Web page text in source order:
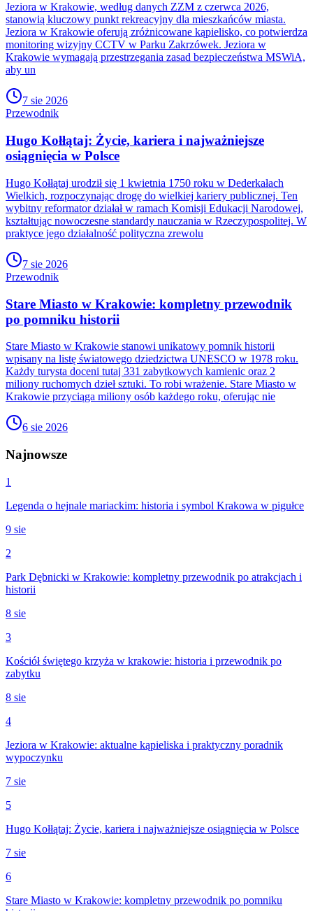
Jeziora w Krakowie, według danych ZZM z czerwca 2026,
stanowią kluczowy punkt rekreacyjny dla mieszkańców miasta.
Jeziora w Krakowie oferują zróżnicowane kąpielisko, co potwierdza
monitoring wizyjny CCTV w Parku Zakrzówek. Jeziora w
Krakowie wymagają przestrzegania zasad bezpieczeństwa MSWiA,
aby un
7 sie 2026
Przewodnik
Hugo Kołłątaj: Życie, kariera i najważniejsze
osiągnięcia w Polsce
Hugo Kołłątaj urodził się 1 kwietnia 1750 roku w Dederkałach
Wielkich, rozpoczynając drogę do wielkiej kariery publicznej. Ten
wybitny reformator działał w ramach Komisji Edukacji Narodowej,
kształtując nowoczesne standardy nauczania w Rzeczypospolitej. W
praktyce jego działalność polityczna zrewolu
7 sie 2026
Przewodnik
Stare Miasto w Krakowie: kompletny przewodnik
po pomniku historii
Stare Miasto w Krakowie stanowi unikatowy pomnik historii
wpisany na listę światowego dziedzictwa UNESCO w 1978 roku.
Każdy turysta doceni tutaj 331 zabytkowych kamienic oraz 2
miliony ruchomych dzieł sztuki. To robi wrażenie. Stare Miasto w
Krakowie przyciąga miliony osób każdego roku, oferując nie
6 sie 2026
Najnowsze
1
Legenda o hejnale mariackim: historia i symbol Krakowa w pigułce
9 sie
2
Park Dębnicki w Krakowie: kompletny przewodnik po atrakcjach i
historii
8 sie
3
Kościół świętego krzyża w krakowie: historia i przewodnik po
zabytku
8 sie
4
Jeziora w Krakowie: aktualne kąpieliska i praktyczny poradnik
wypoczynku
7 sie
5
Hugo Kołłątaj: Życie, kariera i najważniejsze osiągnięcia w Polsce
7 sie
6
Stare Miasto w Krakowie: kompletny przewodnik po pomniku